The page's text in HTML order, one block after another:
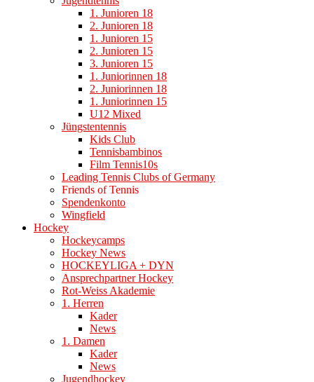
1. Junioren 18
2. Junioren 18
1. Junioren 15
2. Junioren 15
3. Junioren 15
1. Juniorinnen 18
2. Juniorinnen 18
1. Juniorinnen 15
U12 Mixed
Jüngstentennis
Kids Club
Tennisbambinos
Film Tennis10s
Leading Tennis Clubs of Germany
Friends of Tennis
Spendenkonto
Wingfield
Hockey
Hockeycamps
Hockey News
HOCKEYLIGA + DYN
Ansprechpartner Hockey
Rot-Weiss Akademie
1. Herren
Kader
News
1. Damen
Kader
News
Jugendhockey